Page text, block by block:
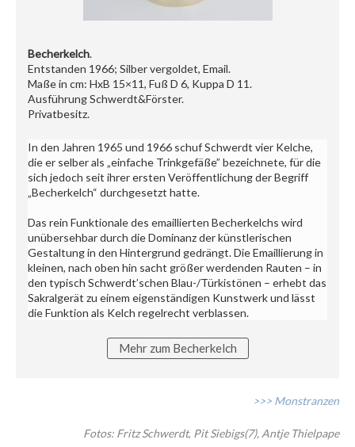
Becherkelch.
Entstanden 1966; Silber vergoldet, Email.
Maße in cm: HxB 15×11, Fuß D 6, Kuppa D 11.
Ausführung Schwerdt&Förster.
Privatbesitz.
In den Jahren 1965 und 1966 schuf Schwerdt vier Kelche,
die er selber als „einfache Trinkgefäße” bezeichnete, für die
sich jedoch seit ihrer ersten Veröffentlichung der Begriff
„Becherkelch“ durchgesetzt hatte.
Das rein Funktionale des emaillierten Becherkelchs wird
unübersehbar durch die Dominanz der künstlerischen
Gestaltung in den Hintergrund gedrängt. Die Emaillierung in
kleinen, nach oben hin sacht größer werdenden Rauten – in
den typisch Schwerdt’schen Blau-/Türkistönen – erhebt das
Sakralgerät zu einem eigenständigen Kunstwerk und lässt
die Funktion als Kelch regelrecht verblassen.
Mehr zum Becherkelch
>>> Monstranzen
Fotos: Fritz Schwerdt, Pit Siebigs(7), Antje Thielpape